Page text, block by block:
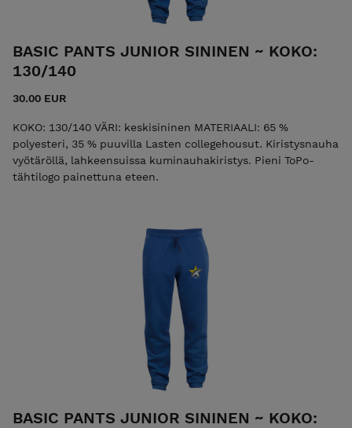
BASIC PANTS JUNIOR SININEN ~ KOKO:
130/140
30.00 EUR
KOKO: 130/140 VÄRI: keskisininen MATERIAALI: 65 %
polyesteri, 35 % puuvilla Lasten collegehousut. Kiristysnauha
vyötäröllä, lahkeensuissa kuminauhakiristys. Pieni ToPo­-
tähtilogo painettuna eteen.
BASIC PANTS JUNIOR SININEN ~ KOKO: